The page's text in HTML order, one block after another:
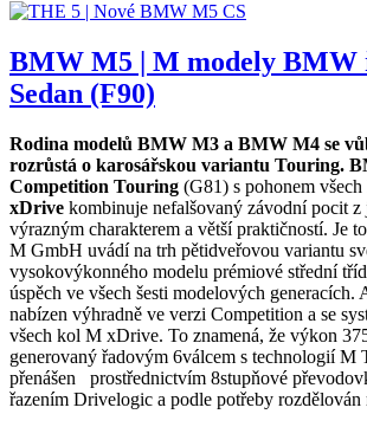
BMW M5 | M modely BMW
Sedan (F90)
Rodina modelů BMW M3 a BMW M4 se
rozrůstá o karosářskou variantu Touring.
Competition Touring (G81) s pohonem všech
xDrive kombinuje nefalšovaný závodní pocit z
výrazným charakterem a větší praktičností. Je
M GmbH uvádí na trh pětidveřovou variantu
vysokovýkonného modelu prémiové střední
úspěch ve všech šesti modelových generacích.
nabízen výhradně ve verzi Competition a se
všech kol M xDrive. To znamená, že výkon
generovaný řadovým 6válcem s technologií M
přenášen prostřednictvím 8stupňové
řazením Drivelogic a podle potřeby rozdělován